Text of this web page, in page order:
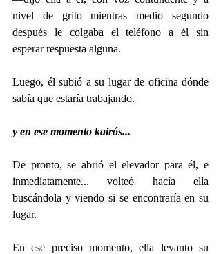
nivel de grito mientras medio segundo
después le colgaba el teléfono a él sin
esperar respuesta alguna.
Luego, él subió a su lugar de oficina dónde
sabía que estaría trabajando.
y en ese momento kairós...
De pronto, se abrió el elevador para él, e
inmediatamente... volteó hacía ella
buscándola y viendo si se encontraría en su
lugar.
En ese preciso momento, ella levanto su